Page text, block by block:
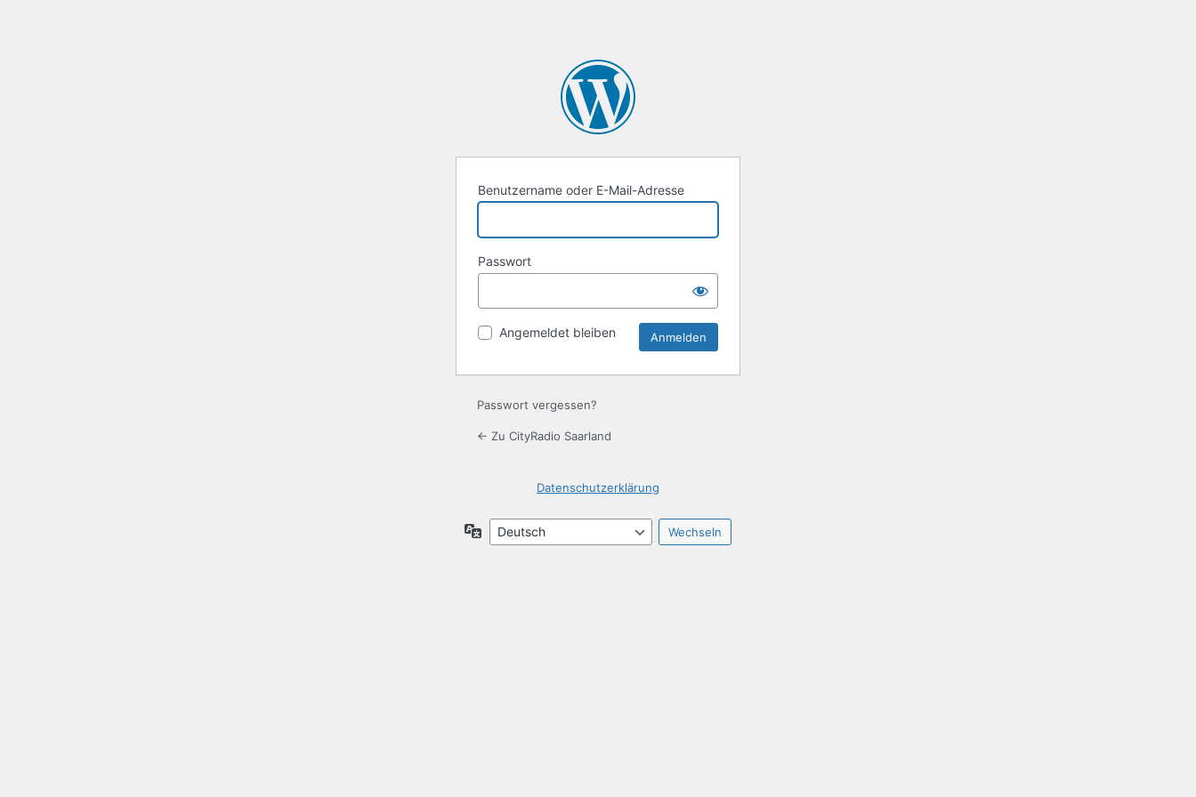
Benutzername oder E-Mail-Adresse
Passwort
Angemeldet bleiben
Passwort vergessen?
← Zu CityRadio Saarland
Datenschutzerklärung
Sprache